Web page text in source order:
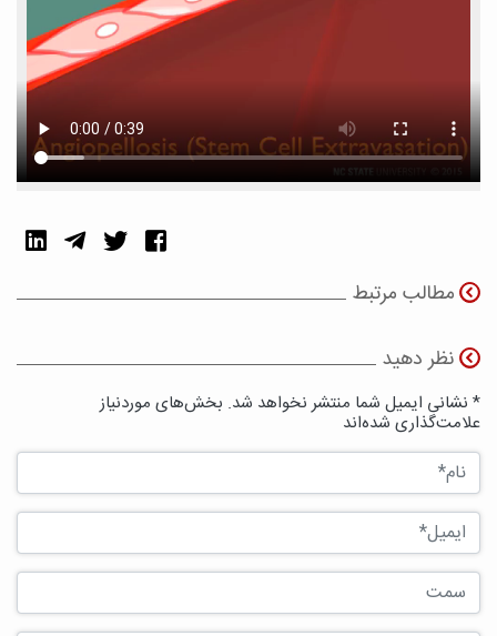
مطالب مرتبط
نظر دهید
* نشانی ایمیل شما منتشر نخواهد شد. بخش‌های موردنیاز
علامت‌گذاری شده‌اند